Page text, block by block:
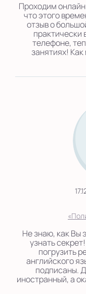
Проходим
что этого
отзыв о
практически
телефоне,
занятиях!
Не знаю, как Вы
узнать
погрузить
английского
подписаны.
иностранный, а